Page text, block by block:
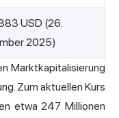
USD (26.
2025)
Marktkapitalisierung
Zum aktuellen Kurs
etwa 247 Millionen